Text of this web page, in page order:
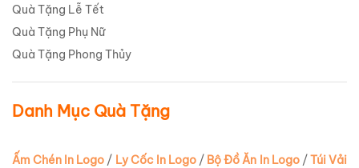
Quà Tặng Lễ Tết
Quà Tặng Phụ Nữ
Quà Tặng Phong Thủy
Danh Mục Quà Tặng
Ấm Chén In Logo / Ly Cốc In Logo/ Bộ Đồ Ăn In Logo/Túi Vải